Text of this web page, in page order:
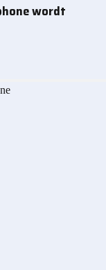
wordt